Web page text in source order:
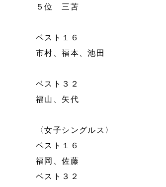
５位 三苫
ベスト１６
市村、福本、池田
ベスト３２
福山、矢代
〈女子シングルス〉
ベスト１６
福岡、佐藤
ベスト３２